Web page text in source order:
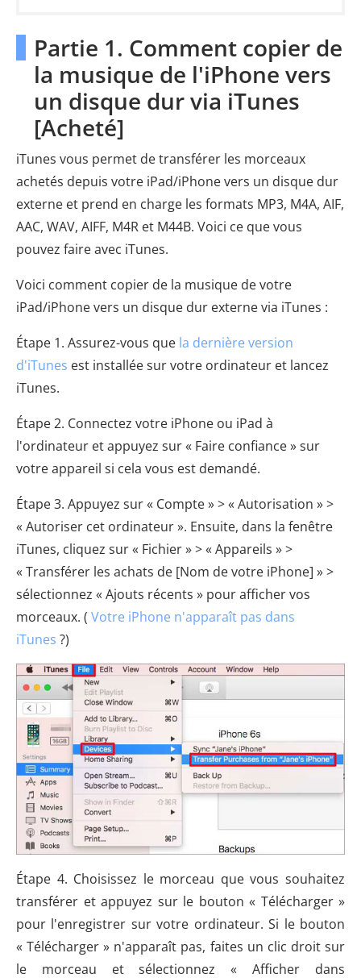
Partie 1. Comment copier de
la musique de l'iPhone vers
un disque dur via iTunes
[Acheté]
iTunes vous permet de transférer les morceaux
achetés depuis votre iPad/iPhone vers un disque dur
externe et prend en charge les formats MP3, M4A, AIF,
AAC, WAV, AIFF, M4R et M44B. Voici ce que vous
pouvez faire avec iTunes.
Voici comment copier de la musique de votre
iPad/iPhone vers un disque dur externe via iTunes :
Étape 1. Assurez-vous que la dernière version
d'iTunes est installée sur votre ordinateur et lancez
iTunes.
Étape 2. Connectez votre iPhone ou iPad à
l'ordinateur et appuyez sur « Faire confiance » sur
votre appareil si cela vous est demandé.
Étape 3. Appuyez sur « Compte » > « Autorisation » >
« Autoriser cet ordinateur ». Ensuite, dans la fenêtre
iTunes, cliquez sur « Fichier » > « Appareils » >
« Transférer les achats de [Nom de votre iPhone] » >
sélectionnez « Ajouts récents » pour afficher vos
morceaux. ( Votre iPhone n'apparaît pas dans
iTunes ?)
Étape 4. Choisissez le morceau que vous souhaitez
transférer et appuyez sur le bouton « Télécharger »
pour l'enregistrer sur votre ordinateur. Si le bouton
« Télécharger » n'apparaît pas, faites un clic droit sur
le morceau et sélectionnez « Afficher dans